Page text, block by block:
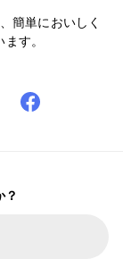
簡単においしく
す。
？